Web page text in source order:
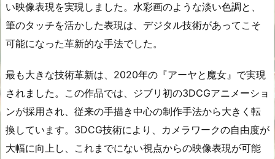
い映像表現を実現しました。水彩画のような淡い色調と、
筆のタッチを活かした表現は、デジタル技術があってこそ
可能になった革新的な手法でした。
最も大きな技術革新は、2020年の『アーヤと魔女』で実現
されました。この作品では、ジブリ初の3DCGアニメーショ
ンが採用され、従来の手描き中心の制作手法から大きく転
換しています。3DCG技術により、カメラワークの自由度が
大幅に向上し、これまでにない視点からの映像表現が可能